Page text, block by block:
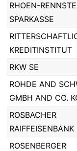
RHOEN-
SPARKASSE
KREDITINSTITUT
RKW SE
ROHDE AND
GMBH AND CO.
ROSBACHER
RAIFFEISENBANK
ROSENBERGER